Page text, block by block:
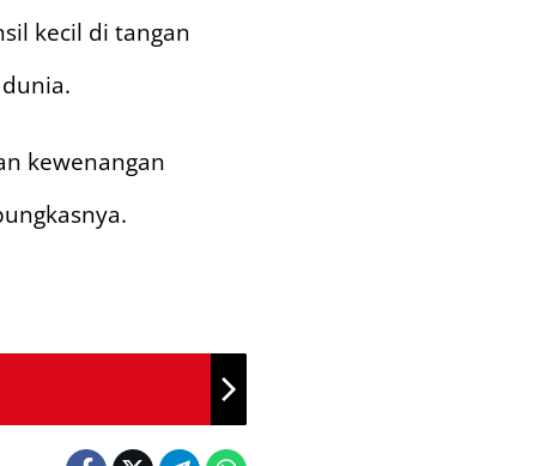
kecil di tangan
kewenangan